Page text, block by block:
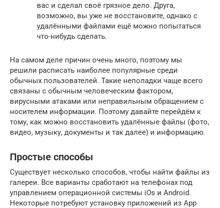
вас и сделал своё грязное дело. Друга,
возможно, вы уже не восстановите, однако с
удалёнными файлами ещё можно попытаться
что-нибудь сделать.
На самом деле причин очень много, поэтому мы
решили расписать наиболее популярные среди
обычных пользователей. Такие неполадки чаще всего
связаны с обычным человеческим фактором,
вирусными атаками или неправильным обращением с
носителем информации. Поэтому давайте перейдём к
тому, как можно восстановить удалённые файлы (фото,
видео, музыку, документы и так далее) и информацию.
Простые способы
Существует несколько способов, чтобы найти файлы из
галереи. Все варианты сработают на телефонах под
управлением операционной системы iOs и Android.
Некоторые потребуют установку приложений из App